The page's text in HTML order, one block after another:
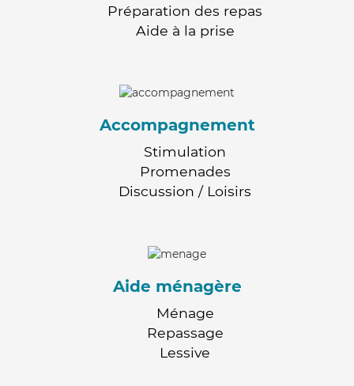
Préparation des repas
Aide à la prise
Accompagnement
Stimulation
Promenades
Discussion / Loisirs
Aide ménagère
Ménage
Repassage
Lessive